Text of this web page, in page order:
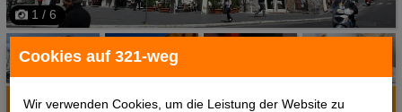
Cookies auf 321-weg
Wir verwenden Cookies, um die Leistung der Website zu
1 / 6
Hotelinfo Bilder Karte